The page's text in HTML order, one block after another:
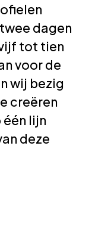
dagen
tot tien
voor de
wij bezig
creëren
lijn
deze